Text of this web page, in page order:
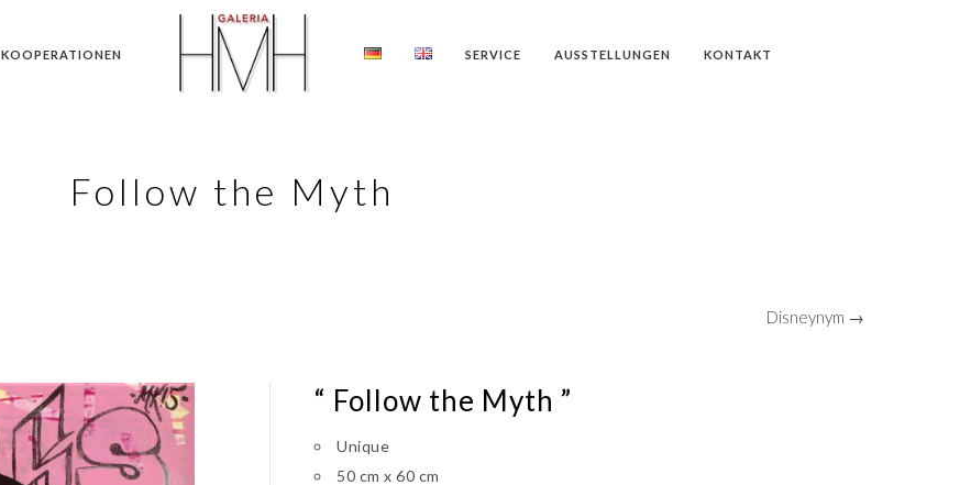
KOOPERATIONEN SERVICE AUSSTELLUNGEN KONTAKT
Follow the Myth
Disneynym →
“ Follow the Myth ”
Unique
50 cm x 60 cm